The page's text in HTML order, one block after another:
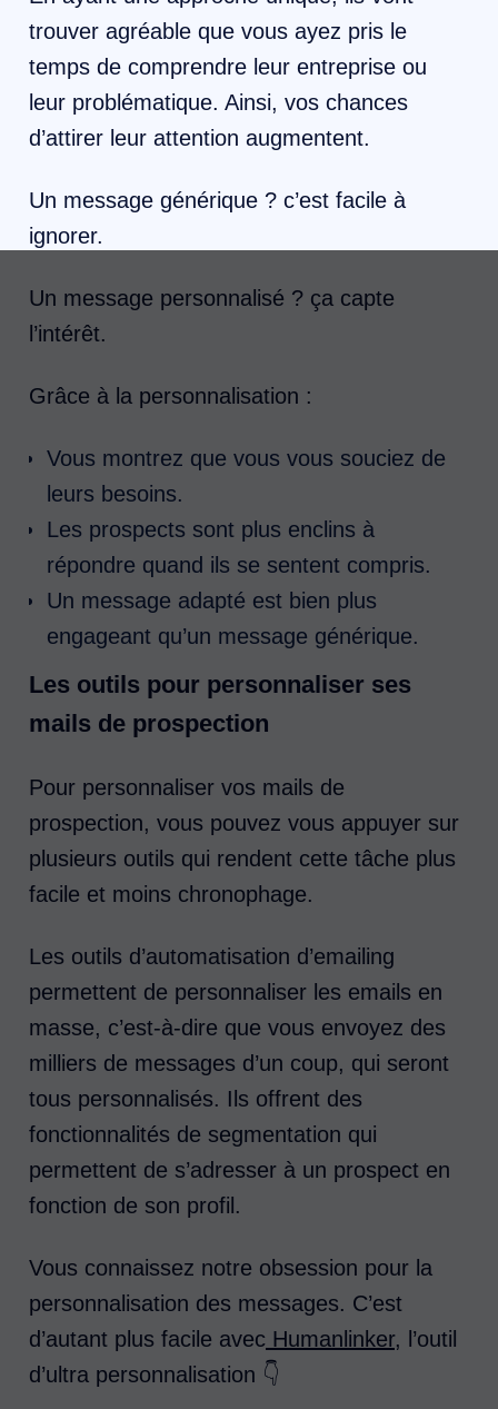
trouver agréable que vous ayez pris le
temps de comprendre leur entreprise ou
leur problématique. Ainsi, vos chances
d’attirer leur attention augmentent.
Un message générique ? c’est facile à
ignorer.
Un message personnalisé ? ça capte
l’intérêt.
Grâce à la personnalisation :
Vous montrez que vous vous souciez de
leurs besoins.
Les prospects sont plus enclins à
répondre quand ils se sentent compris.
Un message adapté est bien plus
engageant qu’un message générique.
Les outils pour personnaliser ses
mails de prospection
Pour personnaliser vos mails de
prospection, vous pouvez vous appuyer sur
plusieurs outils qui rendent cette tâche plus
facile et moins chronophage.
Les outils d’automatisation d’emailing
permettent de personnaliser les emails en
masse, c’est-à-dire que vous envoyez des
milliers de messages d’un coup, qui seront
tous personnalisés. Ils offrent des
fonctionnalités de segmentation qui
permettent de s’adresser à un prospect en
fonction de son profil.
Vous connaissez notre obsession pour la
personnalisation des messages. C’est
d’autant plus facile avec Humanlinker, l’outil
d’ultra personnalisation 👇